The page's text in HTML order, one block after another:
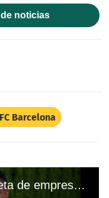
noticias
FC Barcelona
Carlo Costly revela la faceta de empresario a la cual se dedicará tras retirarse del futbol